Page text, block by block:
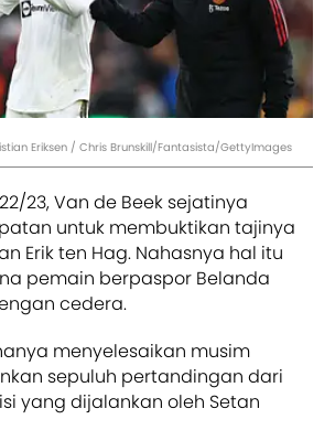
Eriksen / Chris Brunskill/Fantasista/GettyImages
23, Van de Beek sejatinya
untuk membuktikan tajinya
Erik ten Hag. Nahasnya hal itu
pemain berpaspor Belanda
cedera.
menyelesaikan musim
sepuluh pertandingan dari
yang dijalankan oleh Setan